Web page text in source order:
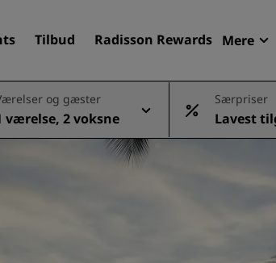
Tilbud Radisson Rewards Mere
Find dit hotel
og gæster
værelse, 2 voksne
Særpriser
Lavest
e pris